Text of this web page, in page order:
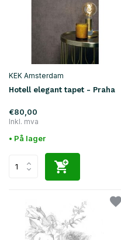
KEK Amsterdam
Hotell elegant tapet - Praha
€80,00
Inkl. mva
• På lager